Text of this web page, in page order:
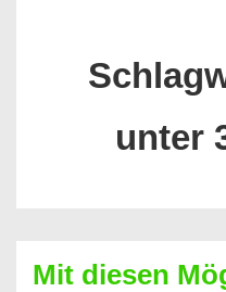
unter
Mit diesen